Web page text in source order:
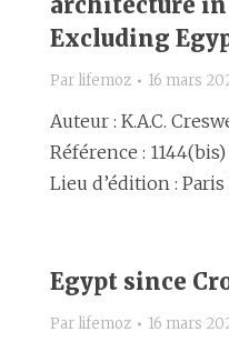
Excluding
Par lifemoz 16 mars
Auteur : K.A.C.
Référence :
Lieu d’édition :
Egypt since
Par lifemoz 16 mars